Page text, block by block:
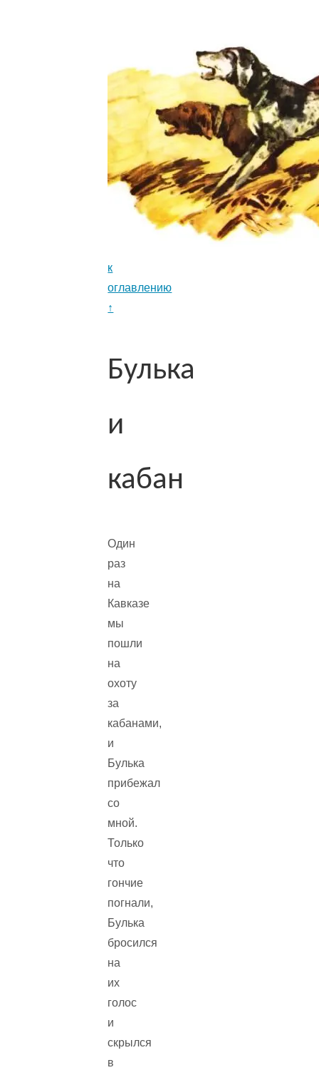
к
оглавлению
↑
Булька
и
кабан
Один
раз
на
Кавказе
мы
пошли
на
охоту
за
кабанами,
и
Булька
прибежал
со
мной.
Только
что
гончие
погнали,
Булька
бросился
на
их
голос
и
скрылся
в